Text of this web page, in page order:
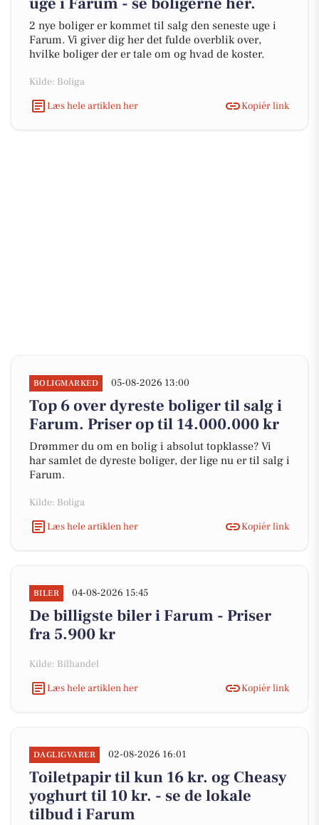
2 nye boliger er kommet til salg den seneste uge i
Farum. Vi giver dig her det fulde overblik over,
hvilke boliger der er tale om og hvad de koster.
Kilde: Boliga
Læs hele artiklen her
Kopiér link
BOLIGMARKED 05-08-2026 13:00
Top 6 over dyreste boliger til salg i
Farum. Priser op til 14.000.000 kr
Drømmer du om en bolig i absolut topklasse? Vi
har samlet de dyreste boliger, der lige nu er til salg i
Farum.
Kilde: Boliga
Læs hele artiklen her
Kopiér link
BILER 04-08-2026 15:45
De billigste biler i Farum - Priser
fra 5.900 kr
Kilde: Bilhandel
Læs hele artiklen her
Kopiér link
DAGLIGVARER 02-08-2026 16:01
Toiletpapir til kun 16 kr. og Cheasy
yoghurt til 10 kr. - se de lokale
tilbud i Farum